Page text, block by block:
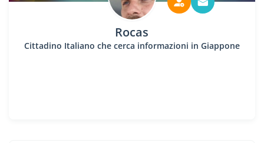
Rocas
Cittadino Italiano che cerca informazioni in Giappone